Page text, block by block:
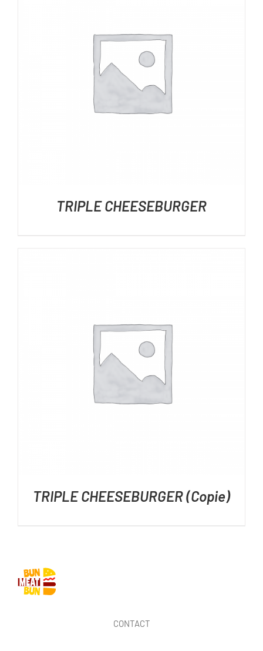
DÉTAILS
TRIPLE CHEESEBURGER
DÉTAILS
TRIPLE CHEESEBURGER (Copie)
CONTACT